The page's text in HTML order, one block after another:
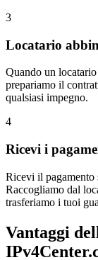
3
Locatario
Quando un
prepariamo il
qualsiasi impegno.
4
Ricevi i
Ricevi il pagamento
Raccogliamo dal
trasferiamo i tuoi
Vantaggi